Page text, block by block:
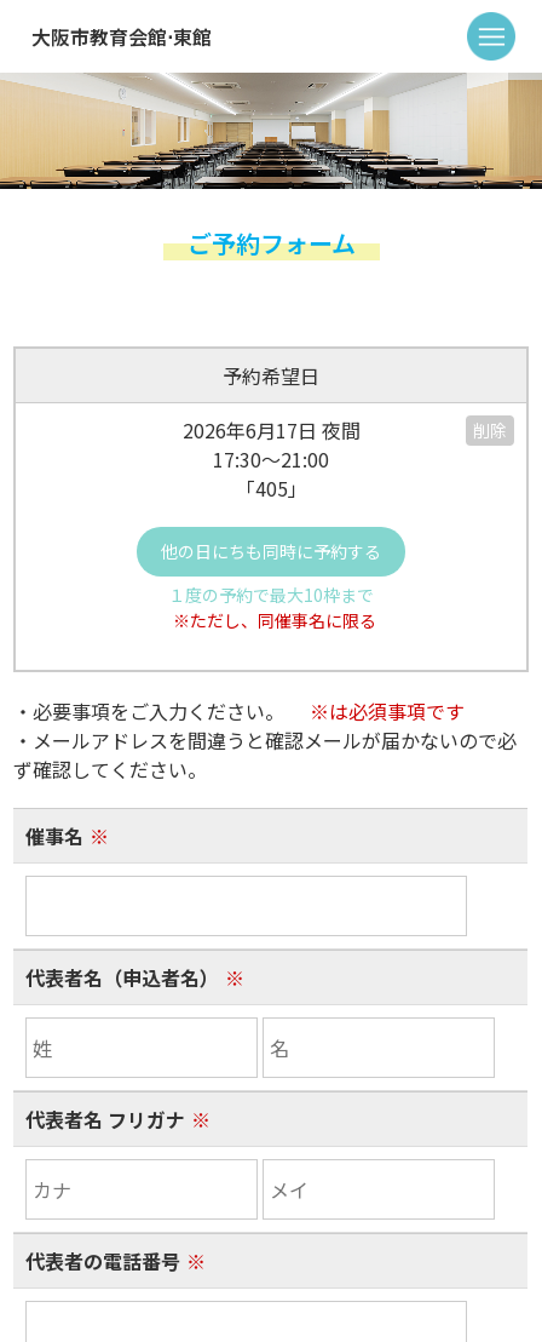
大阪市教育会館⋅東館
ご予約フォーム
予約希望日
2026年6月17日 夜間
17:30～21:00
「405」
削除
他の日にちも同時に予約する
１度の予約で最大10枠まで
※ただし、同催事名に限る
・必要事項をご入力ください。
※は必須事項です
・メールアドレスを間違うと確認メールが届かないので必
ず確認してください。
催事名 ※
代表者名（申込者名） ※
代表者名 フリガナ ※
代表者の電話番号 ※